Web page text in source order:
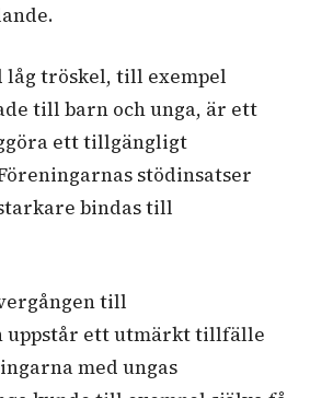
låg tröskel, till exempel
till barn och unga, är ett
ett tillgängligt
stödinsatser
bindas till
till
uppstår ett utmärkt tillfälle
med ungas